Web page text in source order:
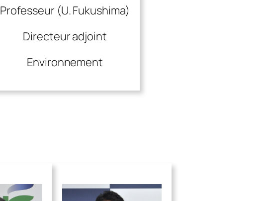
Professeur (U. Fukushima)
Directeur adjoint
Environnement